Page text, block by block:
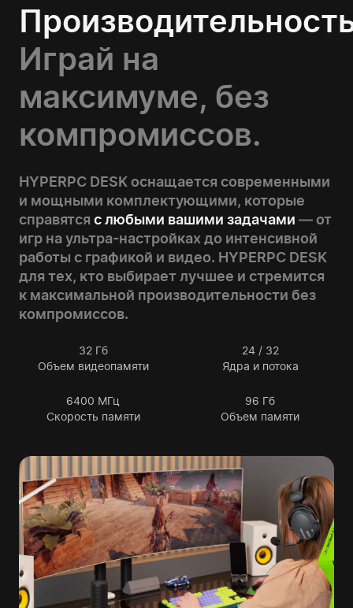
Играй на
максимуме, без
компромиссов.
HYPERPC DESK оснащается современными
и мощными комплектующими, которые
справятся с любыми вашими задачами — от
игр на ультра-настройках до интенсивной
работы с графикой и видео. HYPERPC DESK
для тех, кто выбирает лучшее и стремится
к максимальной производительности без
компромиссов.
32 Гб
Объем видеопамяти
24 / 32
Ядра и потока
6400 МГц
Скорость памяти
96 Гб
Объем памяти